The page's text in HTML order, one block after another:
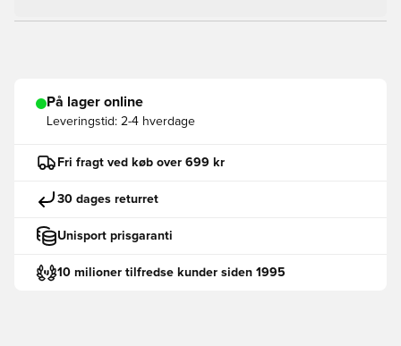
På lager online
Leveringstid: 2-4 hverdage
Fri fragt ved køb over 699 kr
30 dages returret
Unisport prisgaranti
10 milioner tilfredse kunder siden 1995